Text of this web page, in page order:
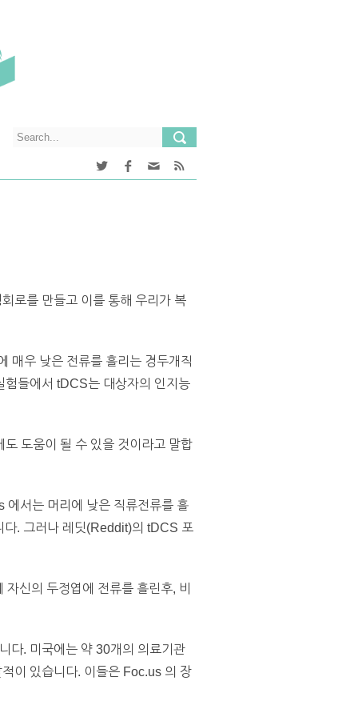
로를 만들고 이를 통해 우리가 복
매우 낮은 전류를 흘리는 경두개직
들에서 tDCS는 대상자의 인지능
도움이 될 수 있을 것이라고 말합
에서는 머리에 낮은 직류전류를 흘
다. 그러나 레딧(Reddit)의 tDCS 포
신의 두정엽에 전류를 흘린후, 비
다. 미국에는 약 30개의 의료기관
이 있습니다. 이들은 Foc.us 의 장